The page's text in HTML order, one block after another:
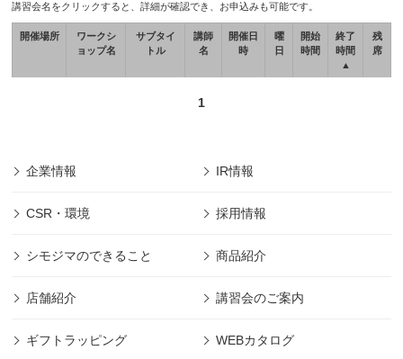
講習会名をクリックすると、詳細が確認でき、お申込みも可能です。
開催場所
ワークシ
ョップ名
サブタイ
トル
講師
名
開催日
時
曜
日
開始
時間
終了
時間
▲
残
席
1
企業情報 IR情報
CSR・環境 採用情報
シモジマのできること 商品紹介
店舗紹介 講習会のご案内
ギフトラッピング WEBカタログ